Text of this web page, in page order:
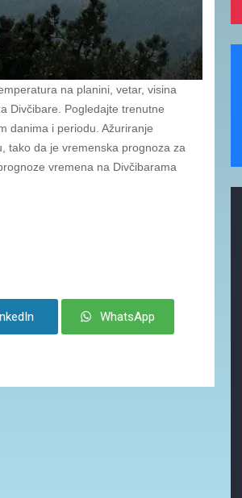
na planini, vetar, visina
Divčibare. Pogledajte trenutne
danima i periodu. Ažuriranje
tako da je vremenska prognoza za
vremena na Divčibarama
WhatsApp